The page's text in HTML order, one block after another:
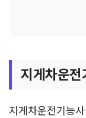
지게차운전
지게차운전기능